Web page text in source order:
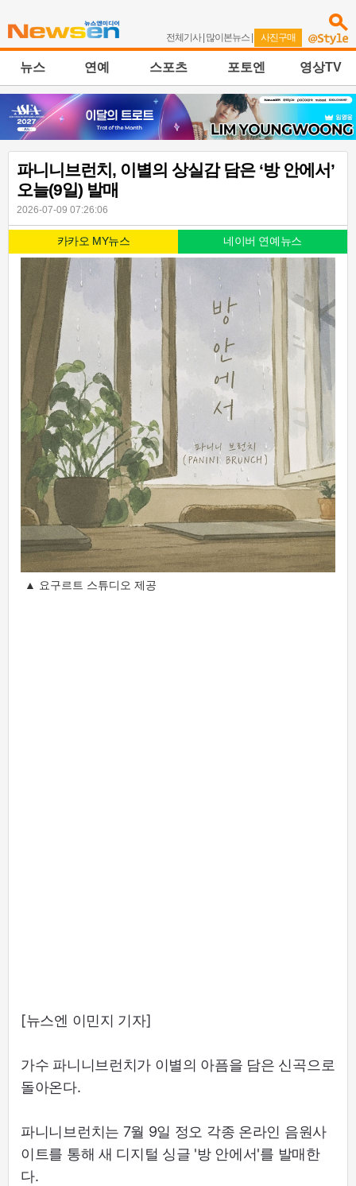
전체기사| 많이본뉴스 | 사진구매
뉴스 연예 스포츠 포토엔 영상TV
파니니브런치, 이별의 상실감 담은 ‘방 안에서’
오늘(9일) 발매
2026-07-09 07:26:06
카카오 MY뉴스 네이버 연예뉴스
▲ 요구르트 스튜디오 제공
[뉴스엔 이민지 기자]
가수 파니니브런치가 이별의 아픔을 담은 신곡으로
돌아온다.
파니니브런치는 7월 9일 정오 각종 온라인 음원사
이트를 통해 새 디지털 싱글 '방 안에서'를 발매한
다.